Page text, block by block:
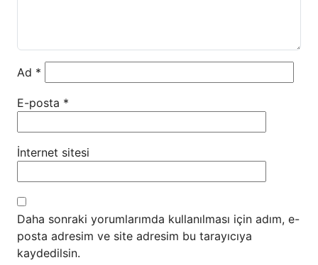
Ad *
E-posta *
İnternet sitesi
Daha sonraki yorumlarımda kullanılması için adım, e-
posta adresim ve site adresim bu tarayıcıya
kaydedilsin.